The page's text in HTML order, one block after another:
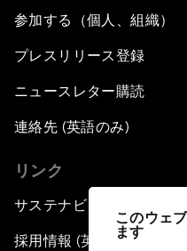
このウェ
ます
参加する（個人、組織）
プレスリリース登録
ニュースレター購読
連絡先 (英語のみ)
リンク
サステナビリティへの取り
採用情報 (英語のみ)